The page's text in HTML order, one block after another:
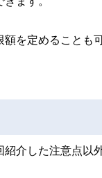
額を定めることも
介した注意点以